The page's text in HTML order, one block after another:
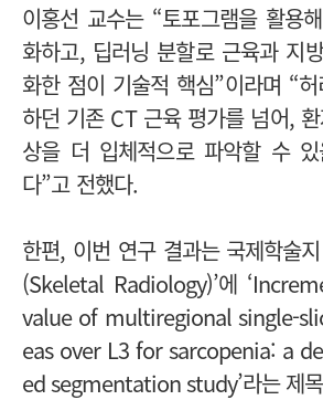
이홍선 교수는 “토포그램을 활용
화하고, 딥러닝 분할로 근육과 지
화한 점이 기술적 핵심”이라며 “
하던 기존 CT 근육 평가를 넘어,
상을 더 입체적으로 파악할 수
다”고 전했다.
한편, 이번 연구 결과는 국제학술
(Skeletal Radiology)’에
value of multiregional single-
eas over L3 for sarcopenia: a
ed segmentation study’라는 제